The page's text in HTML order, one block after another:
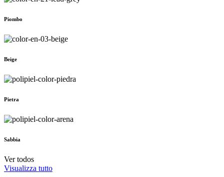
Piombo
Beige
Pietra
Sabbia
Ver todos
Visualizza tutto